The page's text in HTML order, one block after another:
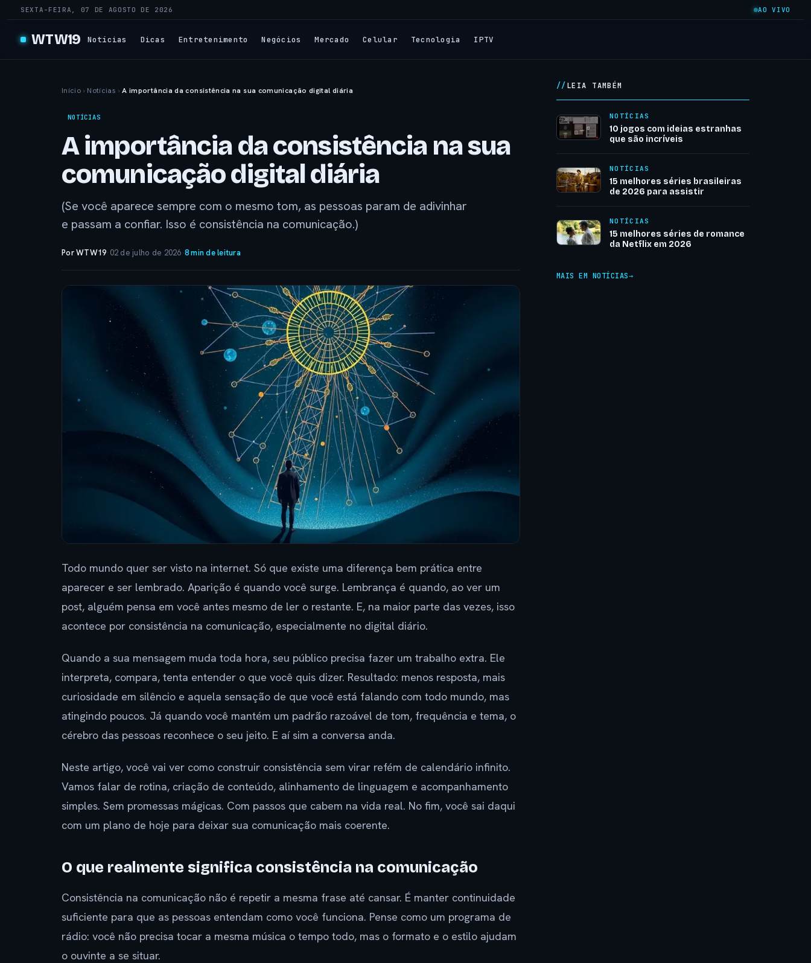
SEXTA-FEIRA, 07 DE AGOSTO DE 2026 AO VIVO
WTW19 Notícias Dicas Entretenimento Negócios Mercado Celular Tecnologia IPTV
Início › Notícias › A importância da consistência na sua comunicação digital diária
NOTÍCIAS
A importância da consistência na sua
comunicação digital diária
(Se você aparece sempre com o mesmo tom, as pessoas param de adivinhar
e passam a confiar. Isso é consistência na comunicação.)
Por WTW19· 02 de julho de 2026·8 min de leitura
Todo mundo quer ser visto na internet. Só que existe uma diferença bem prática entre
aparecer e ser lembrado. Aparição é quando você surge. Lembrança é quando, ao ver um
post, alguém pensa em você antes mesmo de ler o restante. E, na maior parte das vezes, isso
acontece por consistência na comunicação, especialmente no digital diário.
Quando a sua mensagem muda toda hora, seu público precisa fazer um trabalho extra. Ele
interpreta, compara, tenta entender o que você quis dizer. Resultado: menos resposta, mais
curiosidade em silêncio e aquela sensação de que você está falando com todo mundo, mas
atingindo poucos. Já quando você mantém um padrão razoável de tom, frequência e tema, o
cérebro das pessoas reconhece o seu jeito. E aí sim a conversa anda.
Neste artigo, você vai ver como construir consistência sem virar refém de calendário infinito.
Vamos falar de rotina, criação de conteúdo, alinhamento de linguagem e acompanhamento
simples. Sem promessas mágicas. Com passos que cabem na vida real. No fim, você sai daqui
com um plano de hoje para deixar sua comunicação mais coerente.
O que realmente significa consistência na comunicação
Consistência na comunicação não é repetir a mesma frase até cansar. É manter continuidade
suficiente para que as pessoas entendam como você funciona. Pense como um programa de
rádio: você não precisa tocar a mesma música o tempo todo, mas o formato e o estilo ajudam
o ouvinte a se situar.
LEIA TAMBÉM
NOTÍCIAS
10 jogos com ideias estranhas
que são incríveis
NOTÍCIAS
15 melhores séries brasileiras
de 2026 para assistir
NOTÍCIAS
15 melhores séries de romance
da Netflix em 2026
MAIS EM NOTÍCIAS